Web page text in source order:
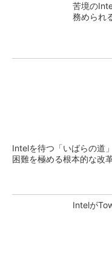
苦境の
務められ
Intelを待つ「いばらの道
困難を極める根本的な改
Intelが